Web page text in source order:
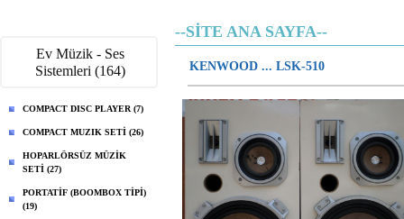
Ev Müzik - Ses
Sistemleri (164)
COMPACT DISC PLAYER (7)
COMPACT MUZIK SETİ (26)
HOPARLÖRSÜZ MÜZİK
SETİ (27)
PORTATİF (BOOMBOX TİPİ)
(19)
--SİTE ANA SAYFA--
KENWOOD ... LSK-510